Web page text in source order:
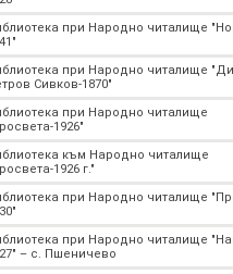
при Народно читалище
при Народно читалище
Сивков-1870"
при Народно читалище
1926"
към Народно читалище
1926 г."
при Народно читалище
при Народно читалище
– с. Пшеничево